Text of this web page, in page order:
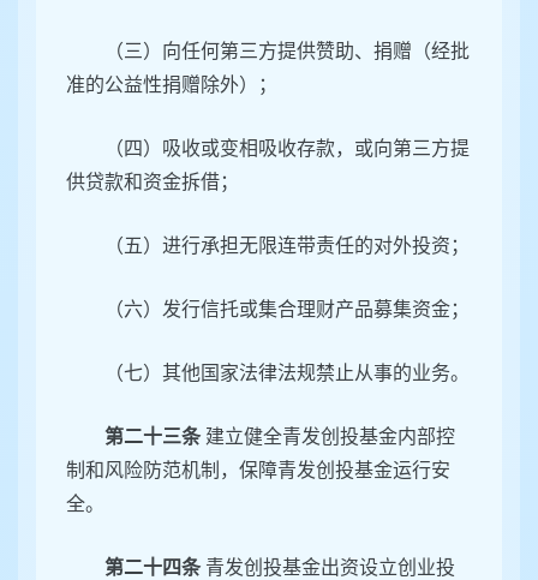
（三）向任何第三方提供赞助、捐赠（经批
准的公益性捐赠除外）；
（四）吸收或变相吸收存款，或向第三方提
供贷款和资金拆借；
（五）进行承担无限连带责任的对外投资；
（六）发行信托或集合理财产品募集资金；
（七）其他国家法律法规禁止从事的业务。
第二十三条 建立健全青发创投基金内部控
制和风险防范机制，保障青发创投基金运行安
全。
第二十四条 青发创投基金出资设立创业投